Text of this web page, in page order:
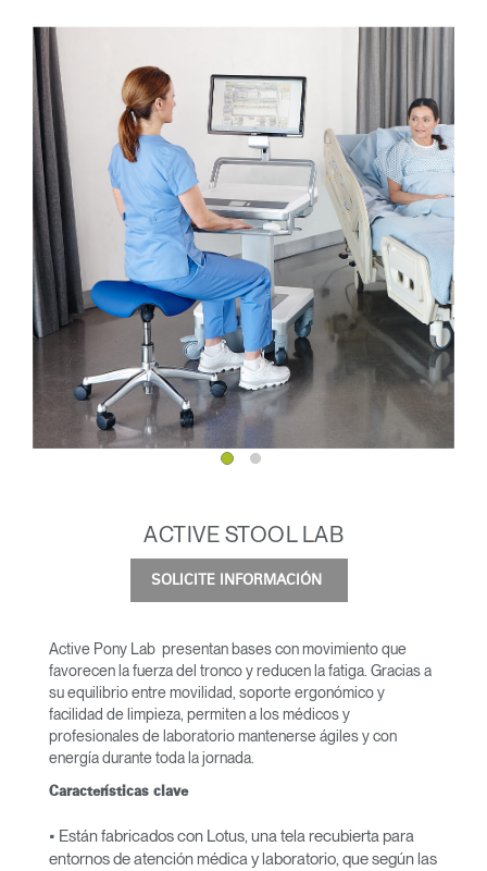
ACTIVE STOOL LAB
SOLICITE INFORMACIÓN
Active Pony Lab presentan bases con movimiento que
favorecen la fuerza del tronco y reducen la fatiga. Gracias a
su equilibrio entre movilidad, soporte ergonómico y
facilidad de limpieza, permiten a los médicos y
profesionales de laboratorio mantenerse ágiles y con
energía durante toda la jornada.
Características clave
• Están fabricados con Lotus, una tela recubierta para
entornos de atención médica y laboratorio, que según las